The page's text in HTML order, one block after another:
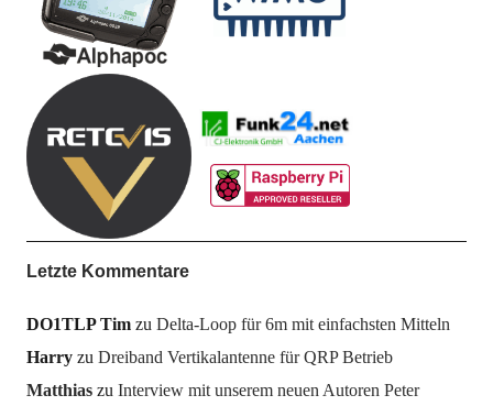
Letzte Kommentare
DO1TLP Timzu Delta-Loop für 6m mit einfachsten Mitteln
Harryzu Dreiband Vertikalantenne für QRP Betrieb
Matthiaszu Interview mit unserem neuen Autoren Peter